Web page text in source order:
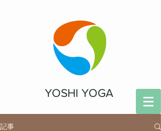
YOSHI YOGA
記事